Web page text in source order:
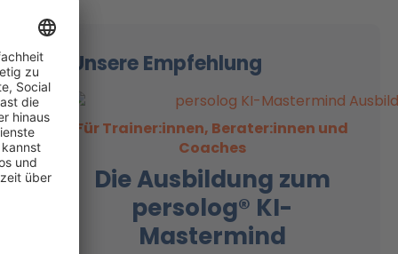
Unsere Empfehlung
Für Trainer:innen, Berater:innen und
Coaches
Die Ausbildung zum
persolog® KI-
Mastermind